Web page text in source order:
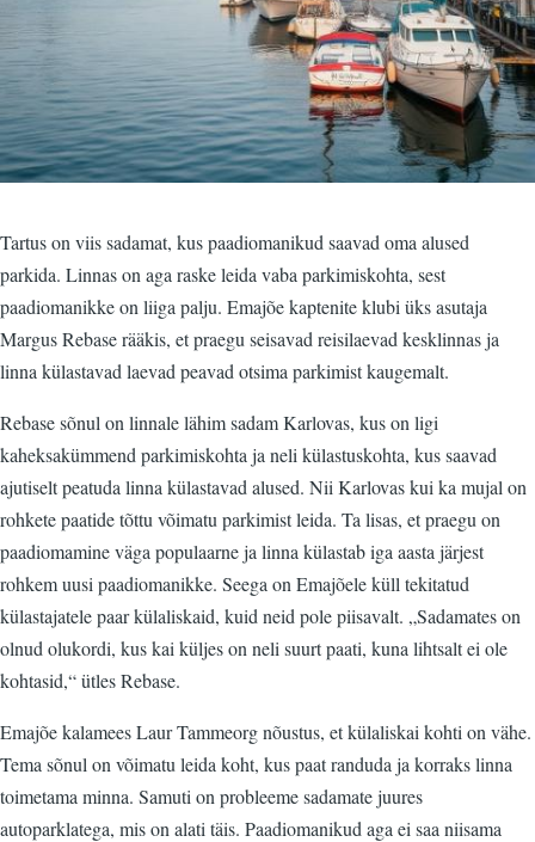
Tartus on viis sadamat, kus paadiomanikud saavad oma alused
parkida. Linnas on aga raske leida vaba parkimiskohta, sest
paadiomanikke on liiga palju. Emajõe kaptenite klubi üks asutaja
Margus Rebase rääkis, et praegu seisavad reisilaevad kesklinnas ja
linna külastavad laevad peavad otsima parkimist kaugemalt.
Rebase sõnul on linnale lähim sadam Karlovas, kus on ligi
kaheksakümmend parkimiskohta ja neli külastuskohta, kus saavad
ajutiselt peatuda linna külastavad alused. Nii Karlovas kui ka mujal on
rohkete paatide tõttu võimatu parkimist leida. Ta lisas, et praegu on
paadiomamine väga populaarne ja linna külastab iga aasta järjest
rohkem uusi paadiomanikke. Seega on Emajõele küll tekitatud
külastajatele paar külaliskaid, kuid neid pole piisavalt. „Sadamates on
olnud olukordi, kus kai küljes on neli suurt paati, kuna lihtsalt ei ole
kohtasid,“ ütles Rebase.
Emajõe kalamees Laur Tammeorg nõustus, et külaliskai kohti on vähe.
Tema sõnul on võimatu leida koht, kus paat randuda ja korraks linna
toimetama minna. Samuti on probleeme sadamate juures
autoparklatega, mis on alati täis. Paadiomanikud aga ei saa niisama